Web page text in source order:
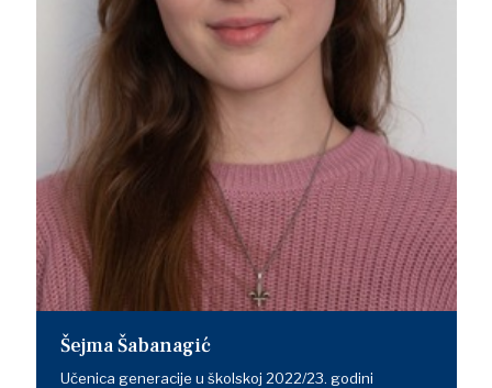
Šejma Šabanagić
Učenica generacije u školskoj 2022/23. godini